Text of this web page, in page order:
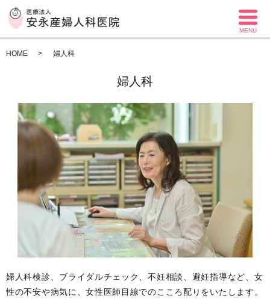
MENU
HOME 婦人科
婦人科
婦人科検診、ブライダルチェック、不妊相談、避妊指導など、女
性の不安や病気に、女性医師目線でのこころ配りをいたします。